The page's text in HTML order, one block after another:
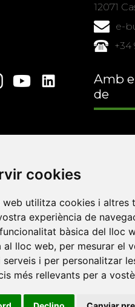
cookies
utilitza cookies i altres
experiència de
bàsica del lloc
al lloc web, per mesurar el
i per personalitzar
més rellevants per a vostè
12071
e-
+34
Amb
de
Universitat de
•Universitat Jaume I